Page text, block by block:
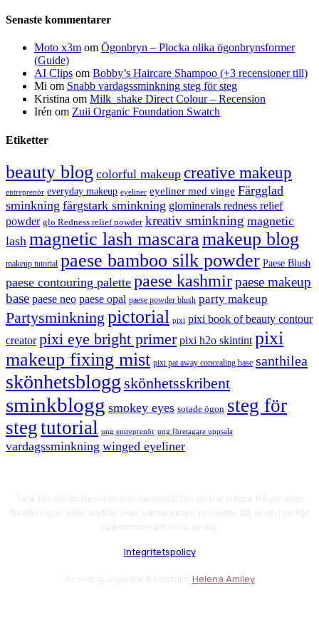
Senaste kommentarer
Moto x3m om Ögonbryn – Plocka olika ögonbrynsformer
(Guide)
AI Clips om Bobby’s Haircare Shampoo (+3 recensioner till)
Mi om Snabb vardagssminkning steg för steg
Kristina om Milk_shake Direct Colour – Recension
Irén om Zuii Organic Foundation Swatch
Etiketter
beauty blog colorful makeup creative makeup
entreprenör everyday makeup eyeliner eyeliner med vinge Färgglad
sminkning färgstark sminkning glominerals redness relief
powder glo Redness relief powder kreativ sminkning magnetic
lash magnetic lash mascaramakeup blog
makeup tutorial paese bamboo silk powder Paese Blush
paese contouring palette paese kashmirpaese makeup
base paese neo paese opal paese powder blush party makeup
Partysminkning pictorial pixi pixi book of beauty contour
creator pixi eye bright primer pixi h2o skintint pixi
makeup fixing mist pixi pat away concealing base santhilea
skönhetsblogg skönhetsskribent
sminkblogg smokey eyes sotade ögon steg för
stegtutorial ung entreprenör ung företagare uppsala
vardagssminkning winged eyeliner
Integritetspolicy
Helena Amiley